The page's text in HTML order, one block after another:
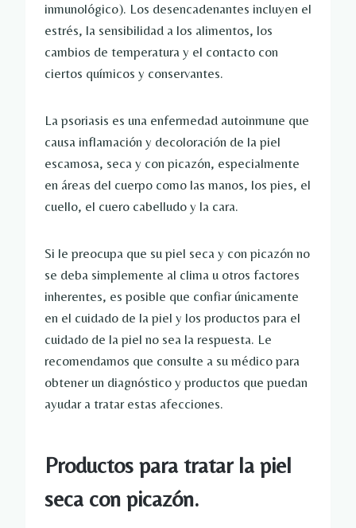
inmunológico). Los desencadenantes incluyen el
estrés, la sensibilidad a los alimentos, los
cambios de temperatura y el contacto con
ciertos químicos y conservantes.
La psoriasis es una enfermedad autoinmune que
causa inflamación y decoloración de la piel
escamosa, seca y con picazón, especialmente
en áreas del cuerpo como las manos, los pies, el
cuello, el cuero cabelludo y la cara.
Si le preocupa que su piel seca y con picazón no
se deba simplemente al clima u otros factores
inherentes, es posible que confiar únicamente
en el cuidado de la piel y los productos para el
cuidado de la piel no sea la respuesta. Le
recomendamos que consulte a su médico para
obtener un diagnóstico y productos que puedan
ayudar a tratar estas afecciones.
Productos para tratar la piel
seca con picazón.